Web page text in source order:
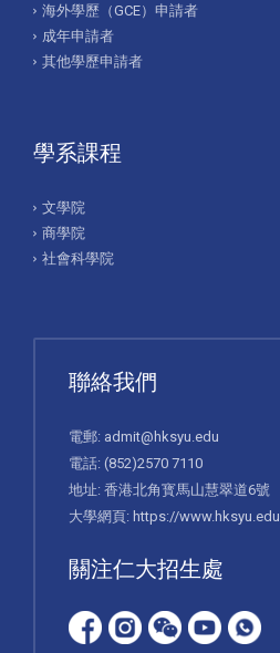
海外學歷（GCE）申請者
成年申請者
其他學歷申請者
學系課程
文學院
商學院
社會科學院
聯絡我們
電郵: admit@hksyu.edu
電話: (852)2570 7110
地址: 香港北角寳馬山慧翠道6號
大學網頁: https://www.hksyu.edu
關注仁大招生處